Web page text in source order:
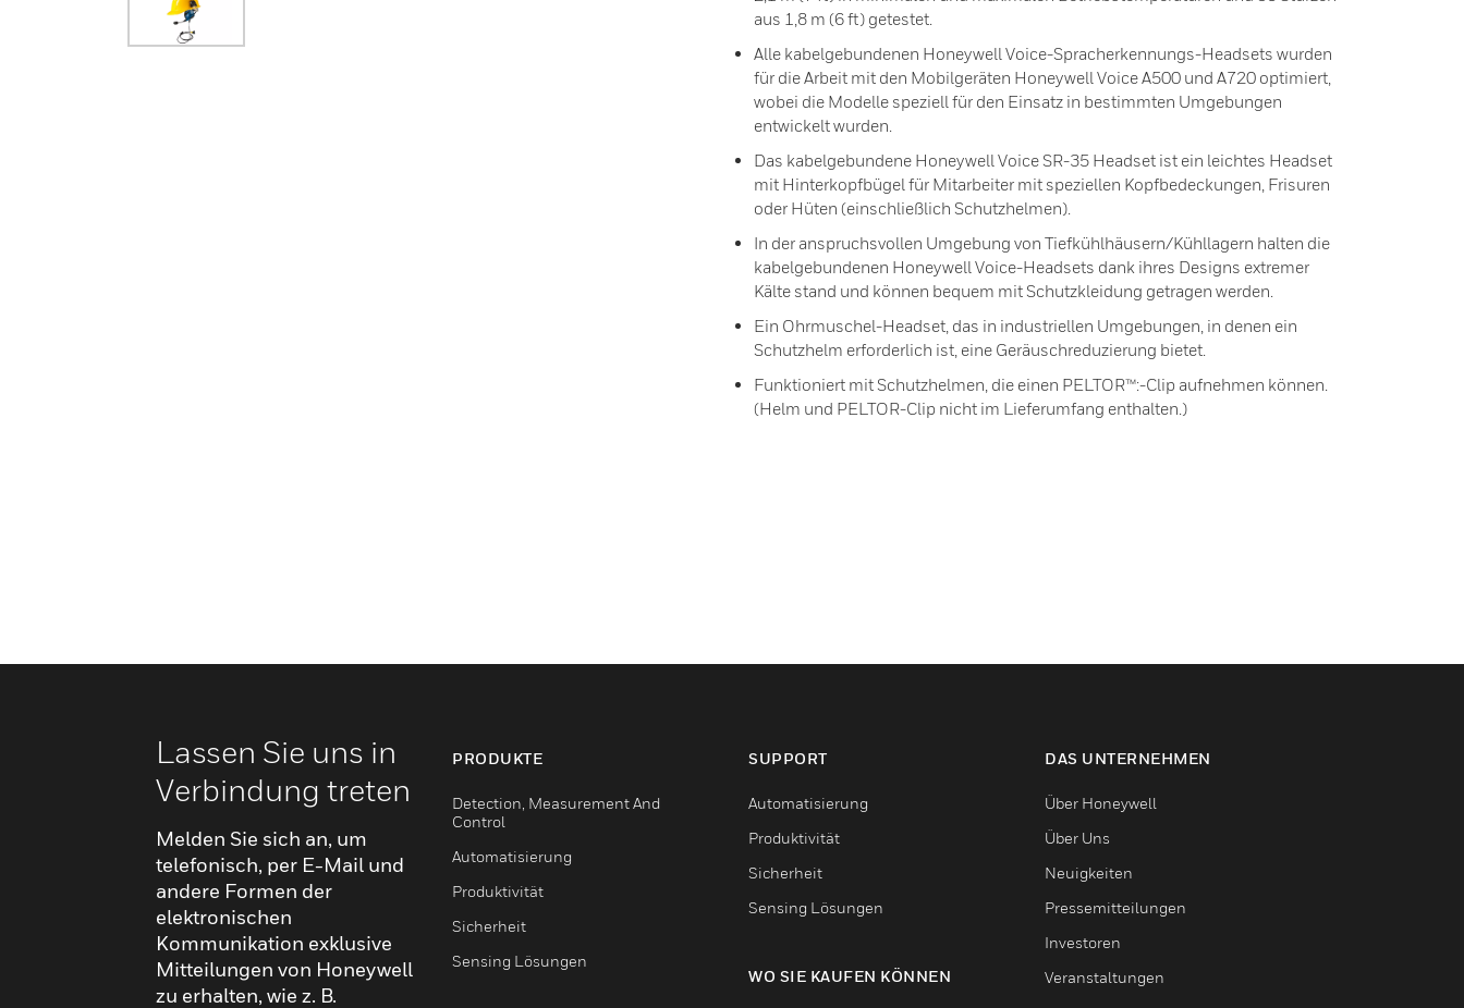
aus 1,8 m (6 ft) getestet.
Alle kabelgebundenen Honeywell Voice-Spracherkennungs-Headsets wurden
für die Arbeit mit den Mobilgeräten Honeywell Voice A500 und A720 optimiert,
wobei die Modelle speziell für den Einsatz in bestimmten Umgebungen
entwickelt wurden.
Das kabelgebundene Honeywell Voice SR-35 Headset ist ein leichtes Headset
mit Hinterkopfbügel für Mitarbeiter mit speziellen Kopfbedeckungen, Frisuren
oder Hüten (einschließlich Schutzhelmen).
In der anspruchsvollen Umgebung von Tiefkühlhäusern/Kühllagern halten die
kabelgebundenen Honeywell Voice-Headsets dank ihres Designs extremer
Kälte stand und können bequem mit Schutzkleidung getragen werden.
Ein Ohrmuschel-Headset, das in industriellen Umgebungen, in denen ein
Schutzhelm erforderlich ist, eine Geräuschreduzierung bietet.
Funktioniert mit Schutzhelmen, die einen PELTOR™:-Clip aufnehmen können.
(Helm und PELTOR-Clip nicht im Lieferumfang enthalten.)
Lassen Sie uns in
Verbindung treten
Melden Sie sich an, um
telefonisch, per E-Mail und
andere Formen der
elektronischen
Kommunikation exklusive
Mitteilungen von Honeywell
zu erhalten, wie z. B.
PRODUKTE
Detection, Measurement And
Control
Automatisierung
Produktivität
Sicherheit
Sensing Lösungen
SUPPORT
Automatisierung
Produktivität
Sicherheit
Sensing Lösungen
WO SIE KAUFEN KÖNNEN
DAS UNTERNEHMEN
Über Honeywell
Über Uns
Neuigkeiten
Pressemitteilungen
Investoren
Veranstaltungen